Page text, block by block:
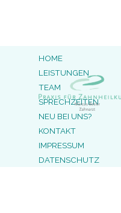
HOME
LEISTUNGEN
TEAM
SPRECHZEITEN
NEU BEI UNS?
KONTAKT
IMPRESSUM
DATENSCHUTZ